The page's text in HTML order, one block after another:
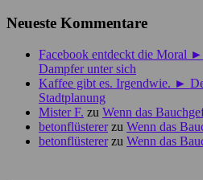
Neueste Kommentare
Facebook entdeckt die Moral
Dampfer unter sich
Kaffee gibt es. Irgendwie. ►
Stadtplanung
Mister F. zu Wenn das
betonflüstererzu Wenn das
betonflüstererzu Wenn das